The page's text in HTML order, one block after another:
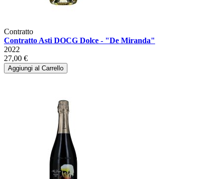
Contratto
Contratto Asti DOCG Dolce - "De Miranda"
2022
27,00 €
Aggiungi al Carrello